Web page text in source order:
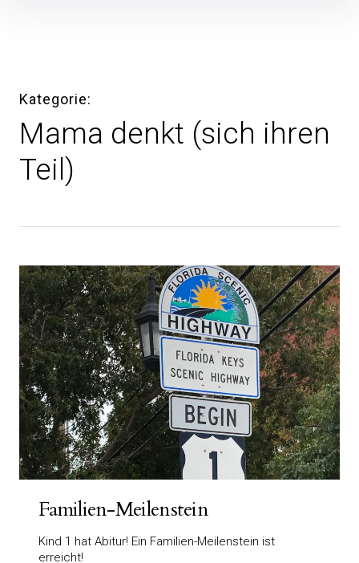
Kategorie
Mama denkt (sich ihren
Teil)
Familien-Meilenstein
Kind 1 hat Abitur! Ein Familien-Meilenstein ist
erreicht!